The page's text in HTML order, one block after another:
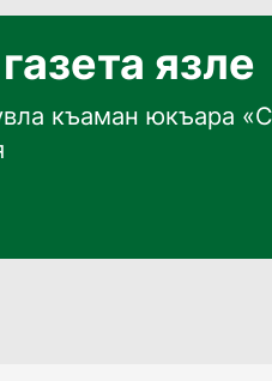
язле
къаман юкъара